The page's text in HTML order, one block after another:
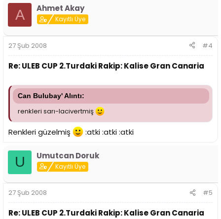
A Ahmet Akay
Kayıtlı Üye
27 Şub 2008 #4
Re: ULEB CUP 2.Turdaki Rakip: Kalise Gran Canaria
Can Bulubay' Alıntı:
renkleri sarı-lacivertmiş
Renkleri güzelmiş :atki :atki :atki
U Umutcan Doruk
Kayıtlı Üye
27 Şub 2008 #5
Re: ULEB CUP 2.Turdaki Rakip: Kalise Gran Canaria